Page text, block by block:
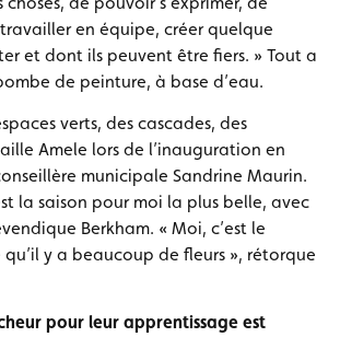
travailler en équipe, créer quelque
et dont ils peuvent être fiers. » Tout a
de peinture, à base d’eau.
verts, des cascades, des
Amele lors de l’inauguration en
municipale Sandrine Maurin.
la saison pour moi la plus belle, avec
Berkham. « Moi, c’est le
y a beaucoup de fleurs », rétorque
pour leur apprentissage est